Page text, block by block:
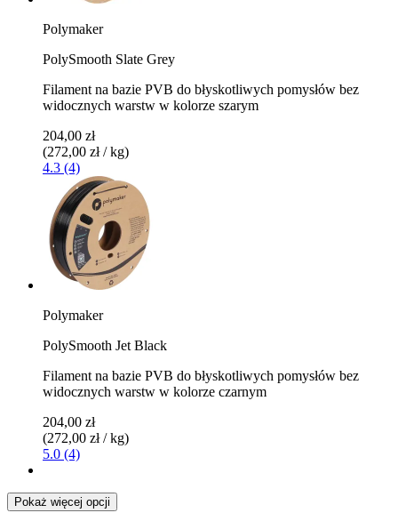
Polymaker
PolySmooth Slate Grey
Filament na bazie PVB do błyskotliwych pomysłów bez
widocznych warstw w kolorze szarym
204,00 zł
(272,00 zł / kg)
4.3 (4)
Polymaker
PolySmooth Jet Black
Filament na bazie PVB do błyskotliwych pomysłów bez
widocznych warstw w kolorze czarnym
204,00 zł
(272,00 zł / kg)
5.0 (4)
Pokaż więcej opcji